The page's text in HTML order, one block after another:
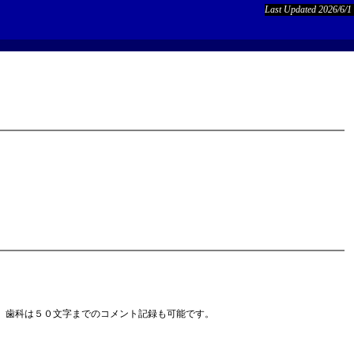
Last Updated 2026/6/1
科は５０文字までのコメント記録も可能です。